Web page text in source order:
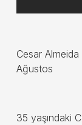
Cesar
Ağustos
35 yaşındaki